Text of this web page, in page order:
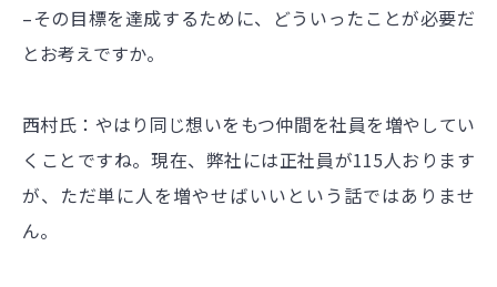
–その目標を達成するために、どういったことが必要だ
とお考えですか。
西村氏：やはり同じ想いをもつ仲間を社員を増やしてい
くことですね。現在、弊社には正社員が115人おります
が、ただ単に人を増やせばいいという話ではありませ
ん。